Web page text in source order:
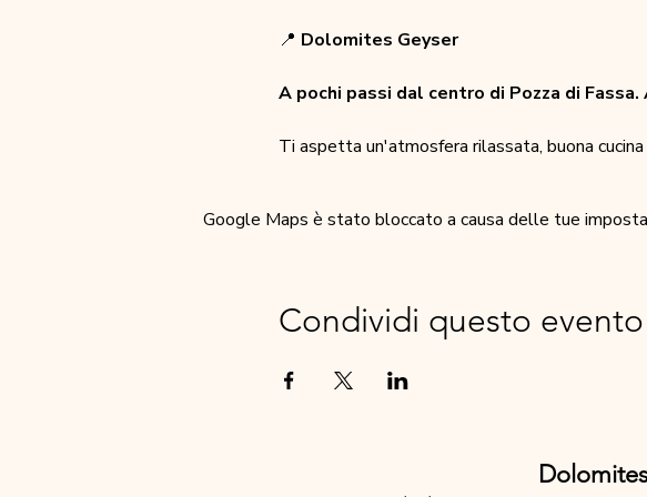
📍 Dolomites Geyser
A pochi passi dal centro di Pozza di
Ti aspetta un'atmosfera rilassata, buona
Google Maps è stato bloccato a causa delle tue
Condividi questo evento